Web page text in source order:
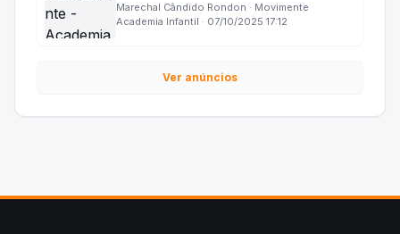
Marechal Cândido Rondon · Movimente
Academia Infantil · 07/10/2025 17:12
Ver anúncios